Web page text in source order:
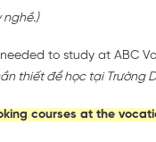
nghề.)
to study at ABC
thiết để học tại Trường
courses at the